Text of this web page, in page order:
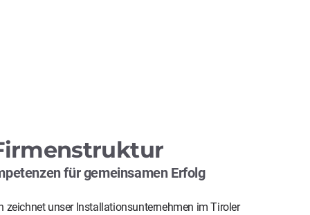
für gemeinsamen Erfolg
zeichnet unser Installationsunternehmen im Tiroler